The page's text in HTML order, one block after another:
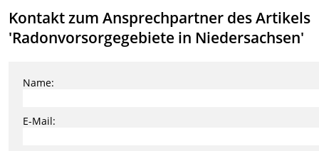
Kontakt zum Ansprechpartner des Artikels
'Radonvorsorgegebiete in Niedersachsen'
Name:
E-Mail: